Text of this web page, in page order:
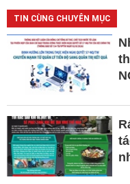
TIN CÙNG CHUYÊN MỤC